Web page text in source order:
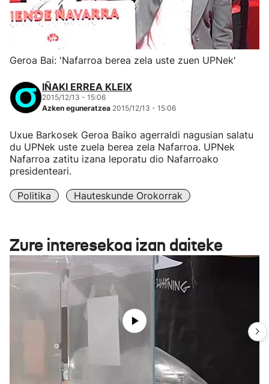
Geroa Bai: 'Nafarroa berea zela uste zuen UPNek'
IÑAKI ERREA KLEIX
2015/12/13 - 15:06
Azken eguneratzea 2015/12/13 - 15:06
Uxue Barkosek Geroa Baiko agerraldi nagusian salatu
du UPNek uste zuela berea zela Nafarroa. UPNek
Nafarroa zatitu izana leporatu dio Nafarroako
presidenteari.
Politika Hauteskunde Orokorrak
Zure interesekoa izan daiteke